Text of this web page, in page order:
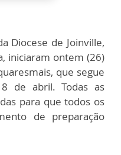
Diocese de Joinville,
iniciaram ontem (26)
que segue
de abril. Todas as
para que todos os
de preparação